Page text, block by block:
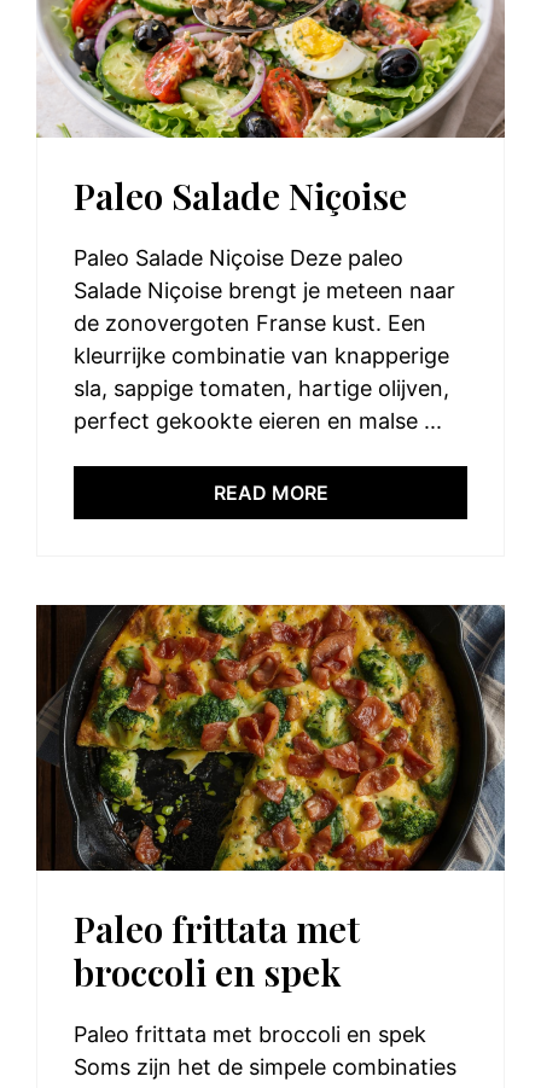
Paleo Salade Niçoise
Paleo Salade Niçoise Deze paleo
Salade Niçoise brengt je meteen naar
de zonovergoten Franse kust. Een
kleurrijke combinatie van knapperige
sla, sappige tomaten, hartige olijven,
perfect gekookte eieren en malse ...
READ MORE
Paleo frittata met
broccoli en spek
Paleo frittata met broccoli en spek
Soms zijn het de simpele combinaties